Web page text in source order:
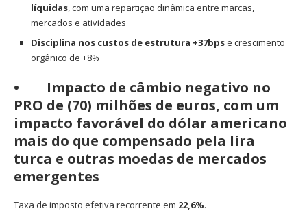
líquidas, com uma repartição dinâmica entre marcas,
mercados e atividades
Disciplina nos custos de estrutura +37bpse crescimento
orgânico de +8%
• Impacto de câmbio negativo no
PRO de (70) milhões de euros, com um
impacto favorável do dólar americano
mais do que compensado pela lira
turca e outras moedas de mercados
emergentes
Taxa de imposto efetiva recorrente em 22,6%.